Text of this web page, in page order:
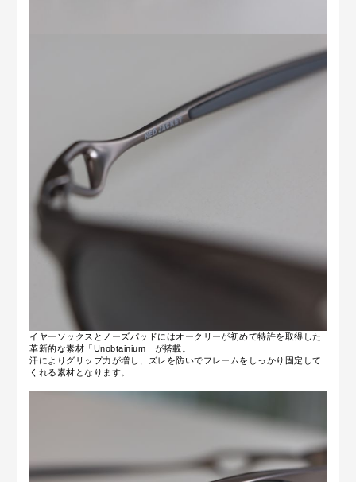
イヤーソックスとノーズパッドにはオークリーが初めて特許を取得した
革新的な素材「Unobtainium」が搭載。
汗によりグリップ力が増し、ズレを防いでフレームをしっかり固定して
くれる素材となります。